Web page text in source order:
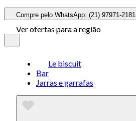
Compre pelo WhatsApp: (21) 97971-2181
Ver ofertas para a região
Le biscuit
Bar
Jarras e garrafas